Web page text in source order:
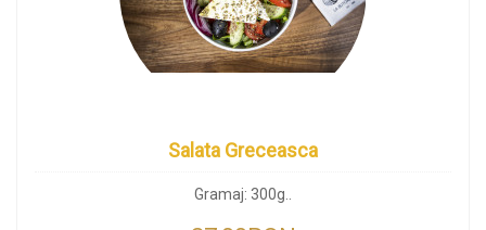
Salata Greceasca
Gramaj: 300g..